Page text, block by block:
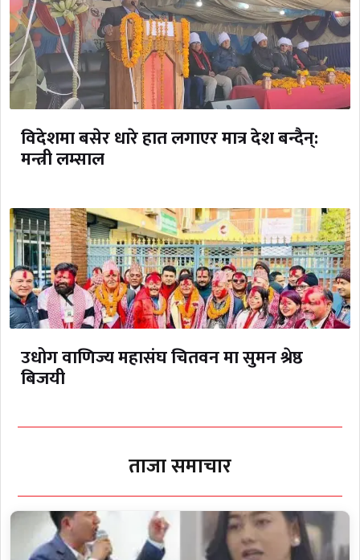
विदेशमा बसेर धारे हात लगाएर मात्र देश बन्दैन्:
मन्त्री लम्साल
उधोग वाणिज्य महासंघ चितवन मा सुमन श्रेष्ठ
बिजयी
ताजा समाचार